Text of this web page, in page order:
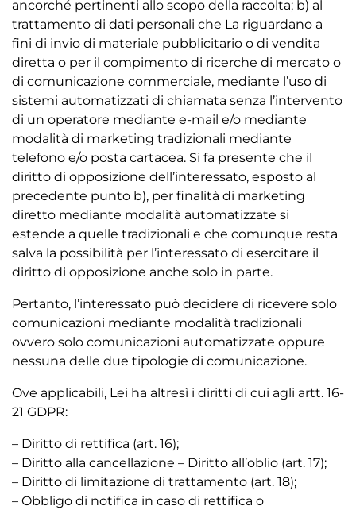
ancorché pertinenti allo scopo della raccolta; b) al
trattamento di dati personali che La riguardano a
fini di invio di materiale pubblicitario o di vendita
diretta o per il compimento di ricerche di mercato o
di comunicazione commerciale, mediante l’uso di
sistemi automatizzati di chiamata senza l’intervento
di un operatore mediante e-mail e/o mediante
modalità di marketing tradizionali mediante
telefono e/o posta cartacea. Si fa presente che il
diritto di opposizione dell’interessato, esposto al
precedente punto b), per finalità di marketing
diretto mediante modalità automatizzate si
estende a quelle tradizionali e che comunque resta
salva la possibilità per l’interessato di esercitare il
diritto di opposizione anche solo in parte.
Pertanto, l’interessato può decidere di ricevere solo
comunicazioni mediante modalità tradizionali
ovvero solo comunicazioni automatizzate oppure
nessuna delle due tipologie di comunicazione.
Ove applicabili, Lei ha altresì i diritti di cui agli artt. 16-
21 GDPR:
– Diritto di rettifica (art. 16);
– Diritto alla cancellazione – Diritto all’oblio (art. 17);
– Diritto di limitazione di trattamento (art. 18);
– Obbligo di notifica in caso di rettifica o